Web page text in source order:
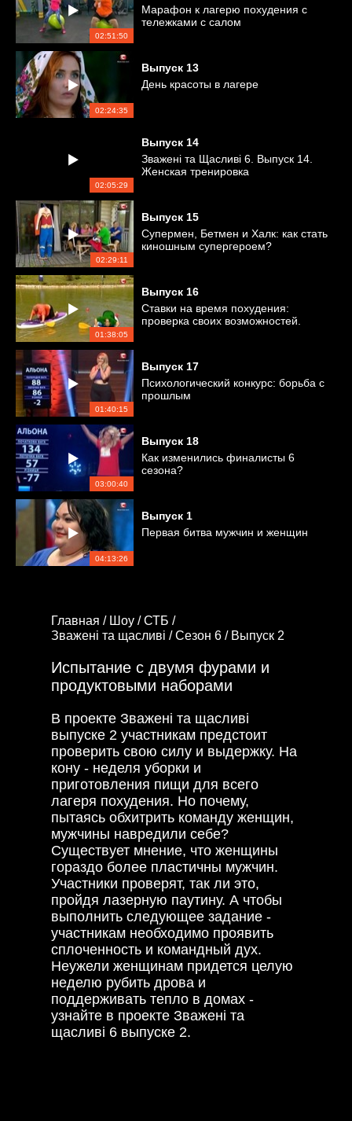
02:51:50
Марафон к лагерю похудения с
тележками с салом
02:24:35
Выпуск 13
День красоты в лагере
02:05:29
Выпуск 14
Зважені та Щасливі 6. Выпуск 14.
Женская тренировка
02:29:11
Выпуск 15
Супермен, Бетмен и Халк: как стать
киношным супергероем?
01:38:05
Выпуск 16
Ставки на время похудения:
проверка своих возможностей.
01:40:15
Выпуск 17
Психологический конкурс: борьба с
прошлым
03:00:40
Выпуск 18
Как изменились финалисты 6
сезона?
04:13:26
Выпуск 1
Первая битва мужчин и женщин
Главная / Шоу /СТБ /
Зважені та щасливі /Сезон 6 / Выпуск 2
Испытание с двумя фурами и
продуктовыми наборами
В проекте Зважені та щасливі
выпуске 2 участникам предстоит
проверить свою силу и выдержку. На
кону - неделя уборки и
приготовления пищи для всего
лагеря похудения. Но почему,
пытаясь обхитрить команду женщин,
мужчины навредили себе?
Существует мнение, что женщины
гораздо более пластичны мужчин.
Участники проверят, так ли это,
пройдя лазерную паутину. А чтобы
выполнить следующее задание -
участникам необходимо проявить
сплоченность и командный дух.
Неужели женщинам придется целую
неделю рубить дрова и
поддерживать тепло в домах -
узнайте в проекте Зважені та
щасливі 6 выпуске 2.